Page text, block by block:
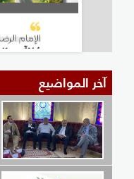
آخر المواضيع